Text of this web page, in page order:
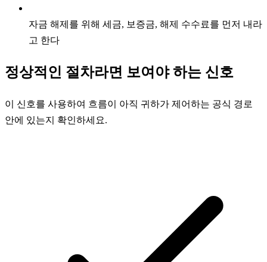
자금 해제를 위해 세금, 보증금, 해제 수수료를 먼저 내라
고 한다
정상적인 절차라면 보여야 하는 신호
이 신호를 사용하여 흐름이 아직 귀하가 제어하는 공식 경로
안에 있는지 확인하세요.